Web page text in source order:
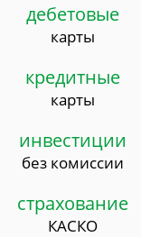
дебетовые
карты
кредитные
карты
инвестиции
без комиссии
страхование
КАСКО